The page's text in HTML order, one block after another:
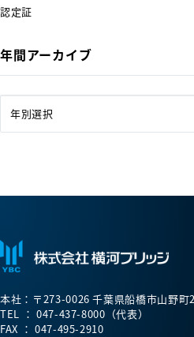
認定証
年間アーカイブ
本社：〒273-0026 千葉県船橋市山野町
TEL ： 047-437-8000（代表）
FAX ： 047-495-2910